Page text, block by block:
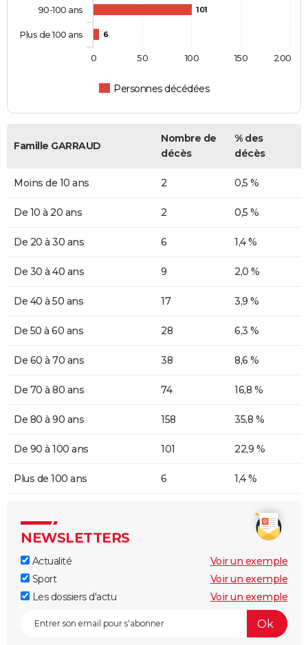
101
6
Personnes décédées
90-100 ans
Plus de 100 ans
0 50 100 150 200
Famille GARRAUD
Nombre de
décès
% des
décès
Moins de 10 ans 2 0,5 %
De 10 à 20 ans 2 0,5 %
De 20 à 30 ans 6 1,4 %
De 30 à 40 ans 9 2,0 %
De 40 à 50 ans 17 3,9 %
De 50 à 60 ans 28 6,3 %
De 60 à 70 ans 38 8,6 %
De 70 à 80 ans 74 16,8 %
De 80 à 90 ans 158 35,8 %
De 90 à 100 ans 101 22,9 %
Plus de 100 ans 6 1,4 %
NEWSLETTERS
Actualité
Voir un exemple
Sport
Voir un exemple
Les dossiers d'actu
Voir un exemple